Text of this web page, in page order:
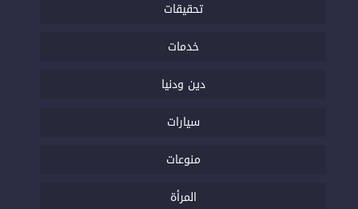
تحقيقات
خدمات
دين ودنيا
سيارات
منوعات
المرأة